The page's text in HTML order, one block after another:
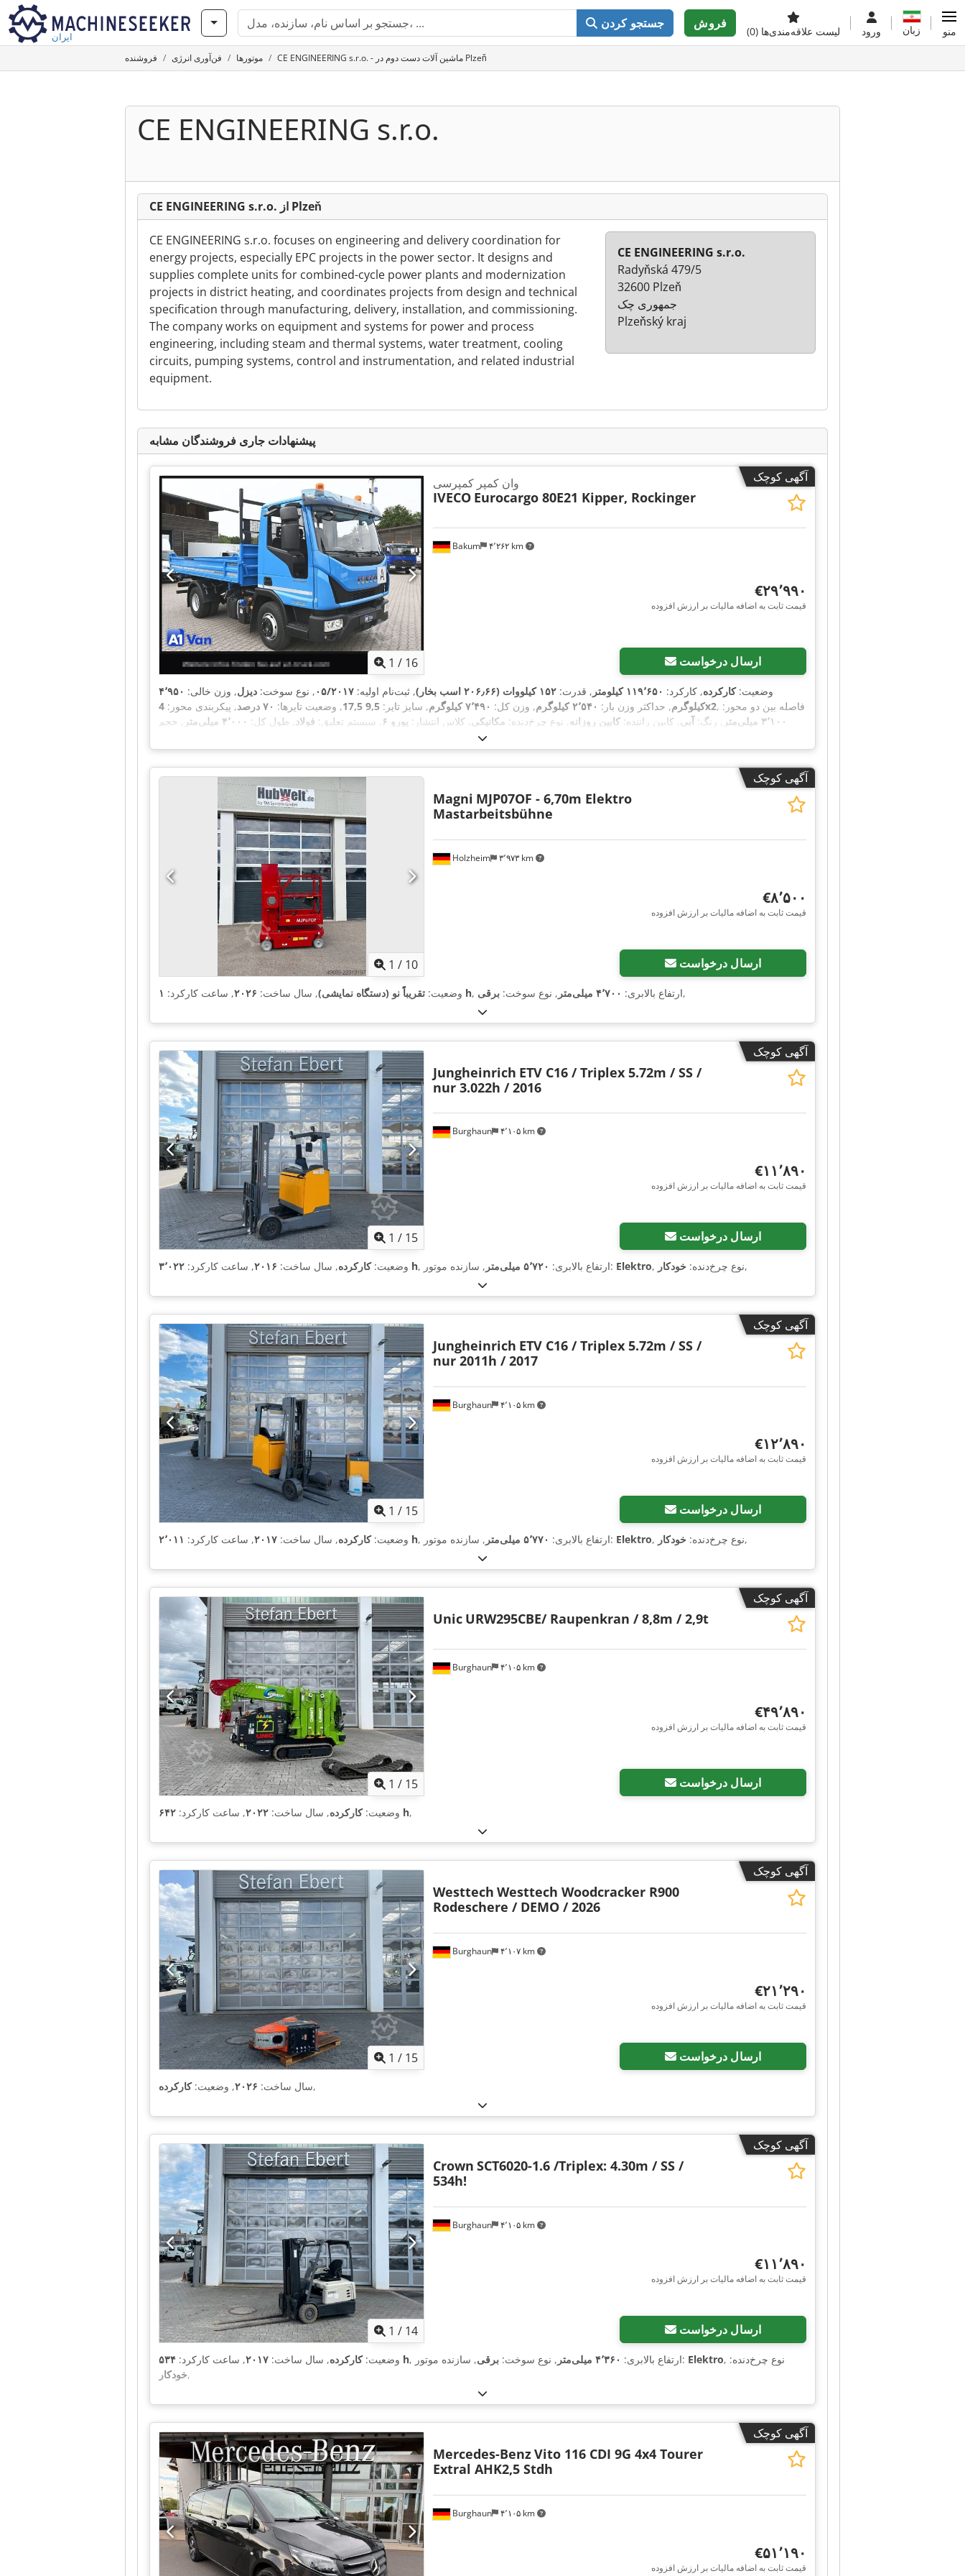
ایران
جستجو کردن فروش
لیست علاقه‌مندی‌ها (0) ورود زبان منو
فروشنده فن‌آوری انرژی موتورها CE ENGINEERING s.r.o. - ماشین آلات دست دوم در Plzeň
CE ENGINEERING s.r.o.
CE ENGINEERING s.r.o. از Plzeň
CE ENGINEERING s.r.o. focuses on engineering and delivery coordination for
energy projects, especially EPC projects in the power sector. It designs and
supplies complete units for combined-cycle power plants and modernization
projects in district heating, and coordinates projects from design and technical
specification through manufacturing, delivery, installation, and commissioning.
The company works on equipment and systems for power and process
engineering, including steam and thermal systems, water treatment, cooling
circuits, pumping systems, control and instrumentation, and related industrial
equipment.
CE ENGINEERING s.r.o.
Radyňská 479/5
32600 Plzeň
جمهوری چک
Plzeňský kraj
پیشنهادات جاری فروشندگان مشابه
آگهی کوچک
1 / 16
Bakum ۴٬۲۶۲ km
وان کمپر کمپرسی
IVECO Eurocargo 80E21 Kipper, Rockinger
‎€۲۹٬۹۹۰
قیمت ثابت به اضافه مالیات بر ارزش افزوده
ارسال درخواست
وضعیت:کارکرده, کارکرد: ۱۱۹٬۶۵۰ کیلومتر , قدرت: ۱۵۲ کیلووات (۲۰۶٫۶۶ اسب بخار) , ثبت‌نام اولیه: ۰۵/۲۰۱۷ , نوع سوخت: دیزل, وزن خالی: ۴٬۹۵۰
کیلوگرم, حداکثر وزن بار: ۲٬۵۴۰ کیلوگرم , وزن کل: ۷٬۴۹۰ کیلوگرم , سایز تایر: 9,5 17,5 , وضعیت تایرها: ۷۰ درصد , پیکربندی محور: 4x2 , فاصله بین دو محور:
۳٬۱۰۰ میلی‌متر
, رنگ: آبی, کابین راننده: کابین روزانه, نوع چرخ‌دنده: مکانیکی, کلاس انتشار: یورو ۶ , سیستم تعلیق: فولاد, طول کل: ۴٬۰۰۰ میلی‌متر
, حجم
, عرض فضای بارگیری:
کارکرد:۱۱۹٬۶۵۰ h , اندازه لاستیک جلو:9,5 17,5 , سایز تایر عقب:9,5 17,5 , تجهیزات:اتصال یدک‌کش, ثبت کامیون, در کشویی, رایانه‌ی روی برد, سیستم
ایموبیلایزر, فیلتر دوده, قفل مرکزی, هیدرولیک,
آگهی کوچک
1 / 10
Holzheim ۳٬۹۷۳ km
Magni MJP07OF - 6,70m Elektro
Mastarbeitsbühne
‎€۸٬۵۰۰
قیمت ثابت به اضافه مالیات بر ارزش افزوده
ارسال درخواست
وضعیت: تقریباً نو (دستگاه نمایشی), سال ساخت: ۲۰۲۶, ساعت کارکرد: ۱ h , ارتفاع بالابری: ۴٬۷۰۰ میلی‌متر , نوع سوخت: برقی ,
آگهی کوچک
1 / 15
Burghaun ۴٬۱۰۵ km
Jungheinrich ETV C16 / Triplex 5.72m / SS /
nur 3.022h / 2016
‎€۱۱٬۸۹۰
قیمت ثابت به اضافه مالیات بر ارزش افزوده
ارسال درخواست
وضعیت:کارکرده, سال ساخت: ۲۰۱۶, ساعت کارکرد: ۳٬۰۲۲ h , ارتفاع بالابری: ۵٬۷۲۰ میلی‌متر , سازنده موتور: Elektro , نوع چرخ‌دنده: خودکار ,
آگهی کوچک
1 / 15
Burghaun ۴٬۱۰۵ km
Jungheinrich ETV C16 / Triplex 5.72m / SS /
nur 2011h / 2017
‎€۱۲٬۸۹۰
قیمت ثابت به اضافه مالیات بر ارزش افزوده
ارسال درخواست
وضعیت:کارکرده, سال ساخت: ۲۰۱۷, ساعت کارکرد: ۲٬۰۱۱ h , ارتفاع بالابری: ۵٬۷۷۰ میلی‌متر , سازنده موتور: Elektro , نوع چرخ‌دنده: خودکار ,
آگهی کوچک
1 / 15
Burghaun ۴٬۱۰۵ km
Unic URW295CBE/ Raupenkran / 8,8m / 2,9t
‎€۴۹٬۸۹۰
قیمت ثابت به اضافه مالیات بر ارزش افزوده
ارسال درخواست
وضعیت:کارکرده, سال ساخت: ۲۰۲۲, ساعت کارکرد: ۶۴۲ h,
آگهی کوچک
1 / 15
Burghaun ۴٬۱۰۷ km
Westtech Westtech Woodcracker R900
Rodeschere / DEMO / 2026
‎€۲۱٬۲۹۰
قیمت ثابت به اضافه مالیات بر ارزش افزوده
ارسال درخواست
سال ساخت: ۲۰۲۶, وضعیت:کارکرده ,
آگهی کوچک
1 / 14
Burghaun ۴٬۱۰۵ km
Crown SCT6020-1.6 /Triplex: 4.30m / SS /
534h!
‎€۱۱٬۸۹۰
قیمت ثابت به اضافه مالیات بر ارزش افزوده
ارسال درخواست
وضعیت:کارکرده, سال ساخت: ۲۰۱۷, ساعت کارکرد: ۵۳۴ h , ارتفاع بالابری: ۴٬۳۶۰ میلی‌متر , نوع سوخت: برقی , سازنده موتور: Elektro , نوع چرخ‌دنده:
خودکار,
آگهی کوچک
Burghaun ۴٬۱۰۵ km
Mercedes-BenzVito 116 CDI 9G 4x4 Tourer
Extral AHK2,5 Stdh
‎€۵۱٬۱۹۰
قیمت ثابت به اضافه مالیات بر ارزش افزوده